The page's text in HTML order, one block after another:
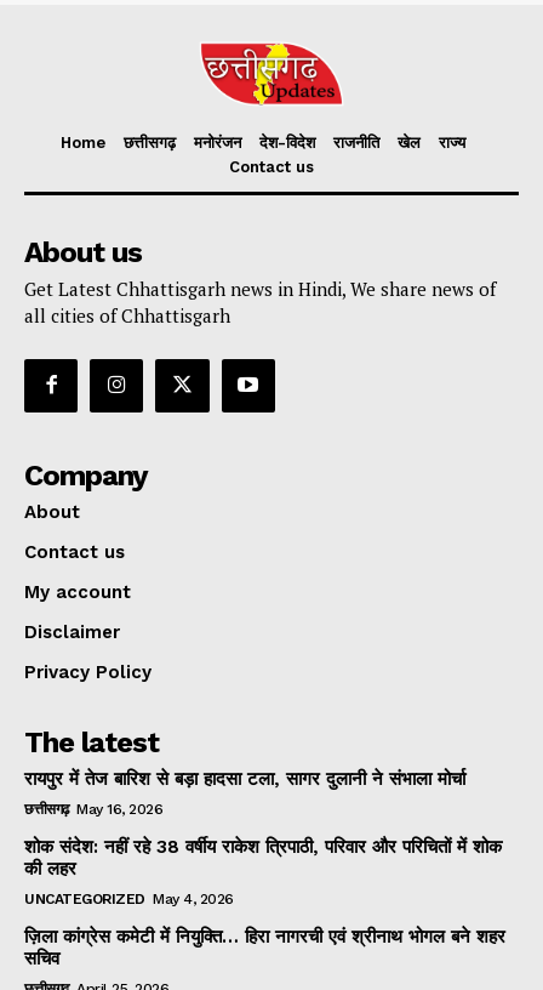
Home छत्तीसगढ़ मनोरंजन देश-विदेश राजनीति खेल
राज्य
Contact us
About us
Get Latest Chhattisgarh news in Hindi, We share news of
all cities of Chhattisgarh
Company
About
Contact us
My account
Disclaimer
Privacy Policy
The latest
रायपुर में तेज बारिश से बड़ा हादसा टला, सागर दुलानी ने संभाला मोर्चा
छत्तीसगढ़ May 16, 2026
शोक संदेश: नहीं रहे 38 वर्षीय राकेश त्रिपाठी, परिवार और परिचितों में शोक
की लहर
UNCATEGORIZED May 4, 2026
ज़िला कांग्रेस कमेटी में नियुक्ति… हिरा नागरची एवं श्रीनाथ भोगल बने शहर
सचिव